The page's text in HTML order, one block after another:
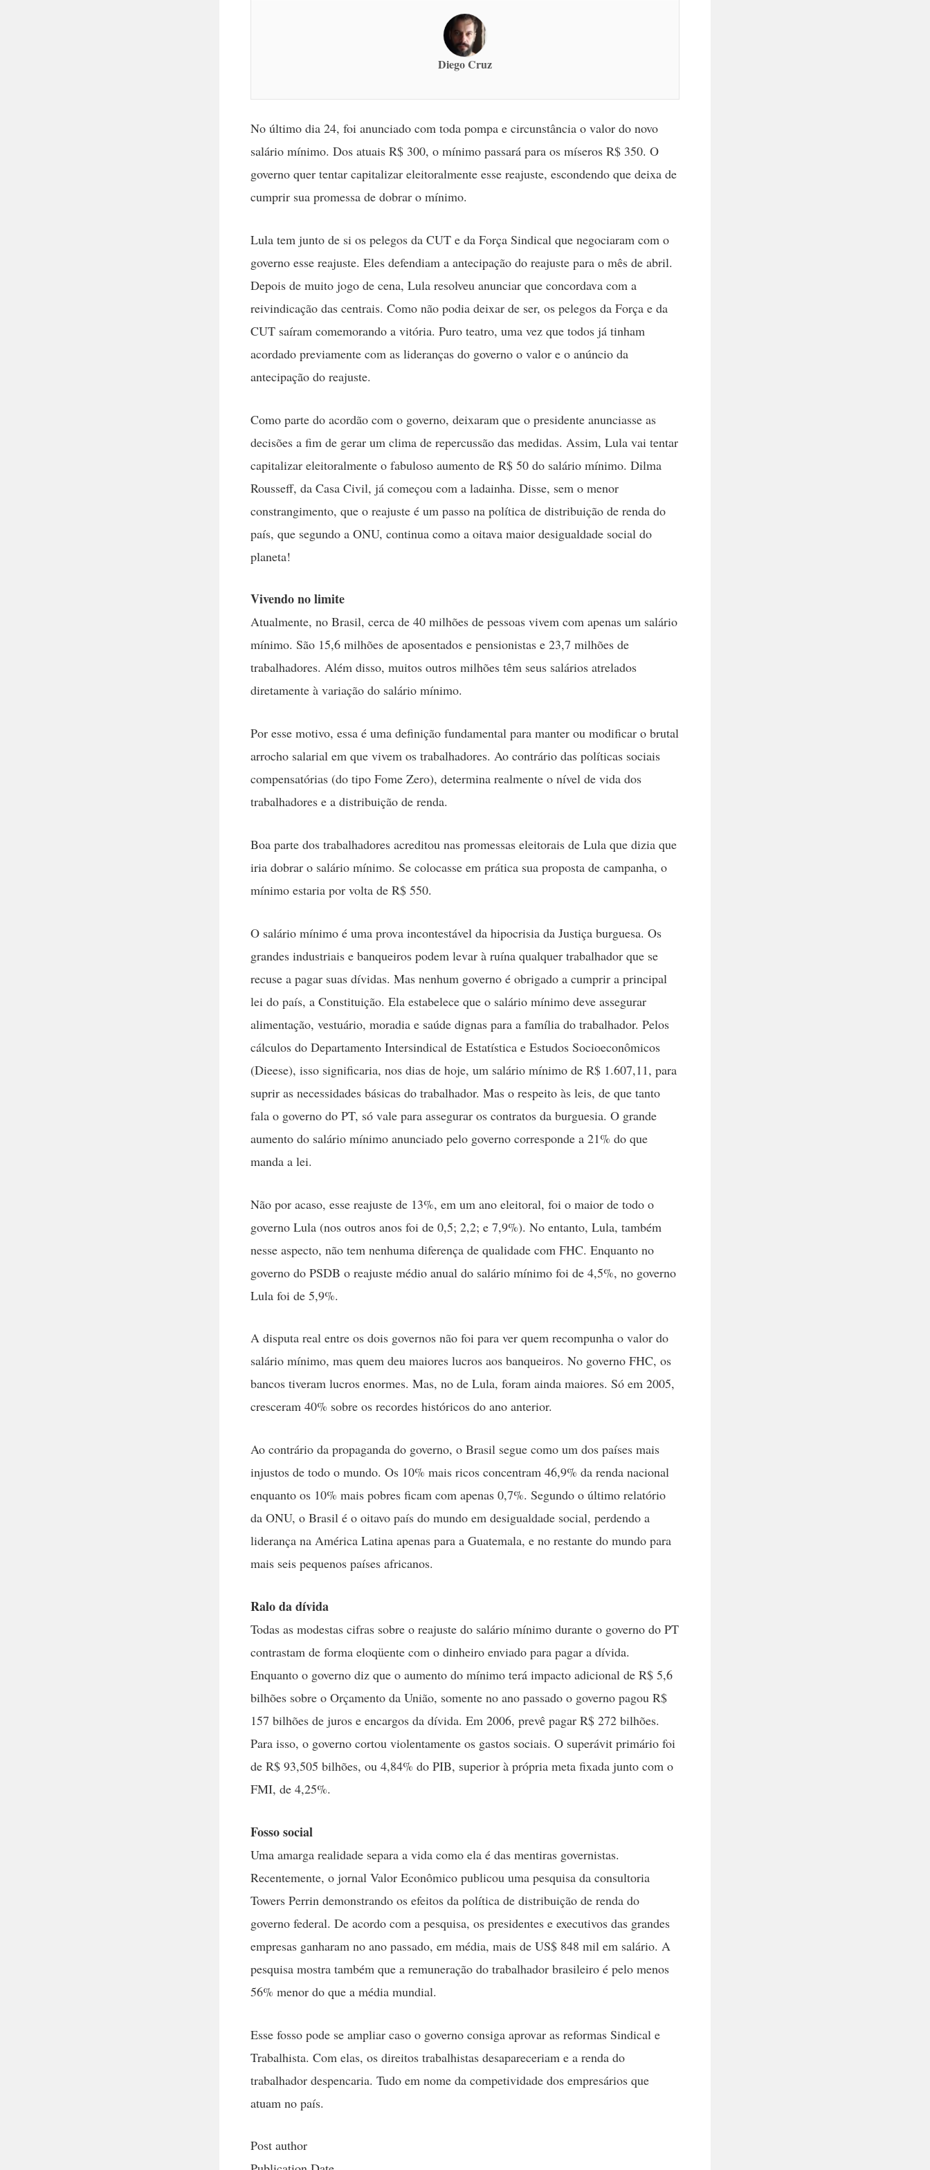
Diego Cruz
No último dia 24, foi anunciado com toda pompa e circunstância o valor do novo
salário mínimo. Dos atuais R$ 300, o mínimo passará para os míseros R$ 350. O
governo quer tentar capitalizar eleitoralmente esse reajuste, escondendo que deixa de
cumprir sua promessa de dobrar o mínimo.
Lula tem junto de si os pelegos da CUT e da Força Sindical que negociaram com o
governo esse reajuste. Eles defendiam a antecipação do reajuste para o mês de abril.
Depois de muito jogo de cena, Lula resolveu anunciar que concordava com a
reivindicação das centrais. Como não podia deixar de ser, os pelegos da Força e da
CUT saíram comemorando a vitória. Puro teatro, uma vez que todos já tinham
acordado previamente com as lideranças do governo o valor e o anúncio da
antecipação do reajuste.
Como parte do acordão com o governo, deixaram que o presidente anunciasse as
decisões a fim de gerar um clima de repercussão das medidas. Assim, Lula vai tentar
capitalizar eleitoralmente o fabuloso aumento de R$ 50 do salário mínimo. Dilma
Rousseff, da Casa Civil, já começou com a ladainha. Disse, sem o menor
constrangimento, que o reajuste é um passo na política de distribuição de renda do
país, que segundo a ONU, continua como a oitava maior desigualdade social do
planeta!
Vivendo no limite
Atualmente, no Brasil, cerca de 40 milhões de pessoas vivem com apenas um salário
mínimo. São 15,6 milhões de aposentados e pensionistas e 23,7 milhões de
trabalhadores. Além disso, muitos outros milhões têm seus salários atrelados
diretamente à variação do salário mínimo.
Por esse motivo, essa é uma definição fundamental para manter ou modificar o brutal
arrocho salarial em que vivem os trabalhadores. Ao contrário das políticas sociais
compensatórias (do tipo Fome Zero), determina realmente o nível de vida dos
trabalhadores e a distribuição de renda.
Boa parte dos trabalhadores acreditou nas promessas eleitorais de Lula que dizia que
iria dobrar o salário mínimo. Se colocasse em prática sua proposta de campanha, o
mínimo estaria por volta de R$ 550.
O salário mínimo é uma prova incontestável da hipocrisia da Justiça burguesa. Os
grandes industriais e banqueiros podem levar à ruína qualquer trabalhador que se
recuse a pagar suas dívidas. Mas nenhum governo é obrigado a cumprir a principal
lei do país, a Constituição. Ela estabelece que o salário mínimo deve assegurar
alimentação, vestuário, moradia e saúde dignas para a família do trabalhador. Pelos
cálculos do Departamento Intersindical de Estatística e Estudos Socioeconômicos
(Dieese), isso significaria, nos dias de hoje, um salário mínimo de R$ 1.607,11, para
suprir as necessidades básicas do trabalhador. Mas o respeito às leis, de que tanto
fala o governo do PT, só vale para assegurar os contratos da burguesia. O grande
aumento do salário mínimo anunciado pelo governo corresponde a 21% do que
manda a lei.
Não por acaso, esse reajuste de 13%, em um ano eleitoral, foi o maior de todo o
governo Lula (nos outros anos foi de 0,5; 2,2; e 7,9%). No entanto, Lula, também
nesse aspecto, não tem nenhuma diferença de qualidade com FHC. Enquanto no
governo do PSDB o reajuste médio anual do salário mínimo foi de 4,5%, no governo
Lula foi de 5,9%.
A disputa real entre os dois governos não foi para ver quem recompunha o valor do
salário mínimo, mas quem deu maiores lucros aos banqueiros. No governo FHC, os
bancos tiveram lucros enormes. Mas, no de Lula, foram ainda maiores. Só em 2005,
cresceram 40% sobre os recordes históricos do ano anterior.
Ao contrário da propaganda do governo, o Brasil segue como um dos países mais
injustos de todo o mundo. Os 10% mais ricos concentram 46,9% da renda nacional
enquanto os 10% mais pobres ficam com apenas 0,7%. Segundo o último relatório
da ONU, o Brasil é o oitavo país do mundo em desigualdade social, perdendo a
liderança na América Latina apenas para a Guatemala, e no restante do mundo para
mais seis pequenos países africanos.
Ralo da dívida
Todas as modestas cifras sobre o reajuste do salário mínimo durante o governo do PT
contrastam de forma eloqüente com o dinheiro enviado para pagar a dívida.
Enquanto o governo diz que o aumento do mínimo terá impacto adicional de R$ 5,6
bilhões sobre o Orçamento da União, somente no ano passado o governo pagou R$
157 bilhões de juros e encargos da dívida. Em 2006, prevê pagar R$ 272 bilhões.
Para isso, o governo cortou violentamente os gastos sociais. O superávit primário foi
de R$ 93,505 bilhões, ou 4,84% do PIB, superior à própria meta fixada junto com o
FMI, de 4,25%.
Fosso social
Uma amarga realidade separa a vida como ela é das mentiras governistas.
Recentemente, o jornal Valor Econômico publicou uma pesquisa da consultoria
Towers Perrin demonstrando os efeitos da política de distribuição de renda do
governo federal. De acordo com a pesquisa, os presidentes e executivos das grandes
empresas ganharam no ano passado, em média, mais de US$ 848 mil em salário. A
pesquisa mostra também que a remuneração do trabalhador brasileiro é pelo menos
56% menor do que a média mundial.
Esse fosso pode se ampliar caso o governo consiga aprovar as reformas Sindical e
Trabalhista. Com elas, os direitos trabalhistas desapareceriam e a renda do
trabalhador despencaria. Tudo em nome da competividade dos empresários que
atuam no país.
Post author